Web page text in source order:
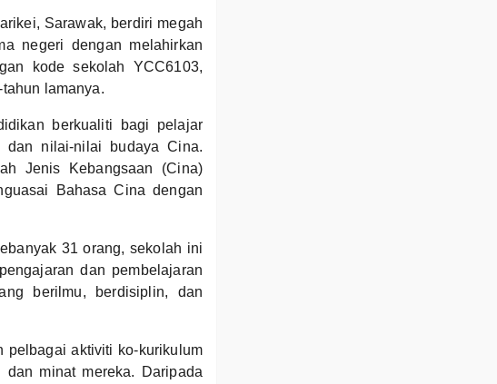
Sarawak, berdiri megah
negeri dengan melahirkan
kode sekolah YCC6103,
lamanya.
berkualiti bagi pelajar
dan nilai-nilai budaya Cina.
Jenis Kebangsaan (Cina)
Bahasa Cina dengan
31 orang, sekolah ini
dan pembelajaran
berilmu, berdisiplin, dan
pelbagai aktiviti ko-kurikulum
minat mereka. Daripada